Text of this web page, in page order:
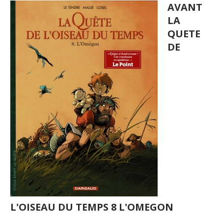
AVANT
LA
QUETE
DE
L'OISEAU DU TEMPS 8 L'OMEGON